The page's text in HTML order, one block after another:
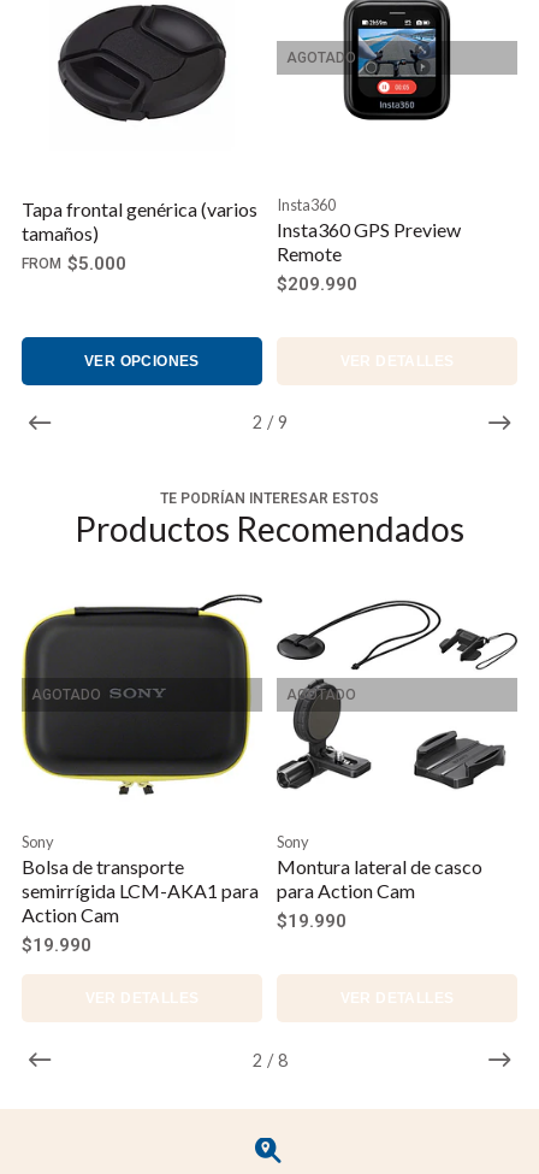
2 / 9
Tapa frontal genérica (varios
tamaños)
FROM $5.000
VER OPCIONES
AGOTADO
Insta360
Insta360 GPS Preview
Remote
$209.990
VER DETALLES
TE PODRÍAN INTERESAR ESTOS
Productos Recomendados
2 / 8
AGOTADO
Sony
Bolsa de transporte
semirrígida LCM-AKA1 para
Action Cam
$19.990
VER DETALLES
AGOTADO
Sony
Montura lateral de casco
para Action Cam
$19.990
VER DETALLES